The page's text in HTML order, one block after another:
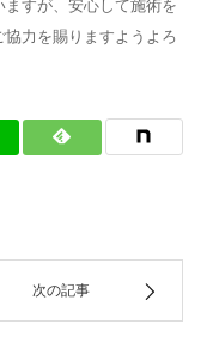
すが、安心して施術を
力を賜りますようよろ
次の記事